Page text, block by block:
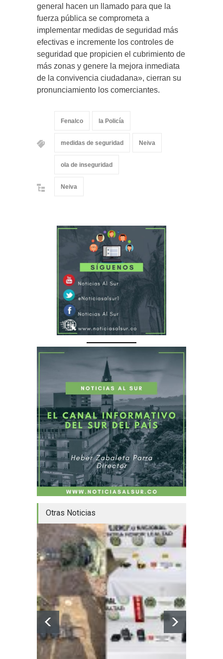
general hacen un llamado para que la
fuerza pública se comprometa a
implementar medidas de seguridad más
efectivas e incremente los controles de
seguridad que propicien el cubrimiento de
más zonas y genere la mejora inmediata
de la convivencia ciudadana», cierran su
pronunciamiento los comerciantes.
Fenalco la Policía
medidas de seguridad Neiva
ola de inseguridad
Neiva
Otras Noticias